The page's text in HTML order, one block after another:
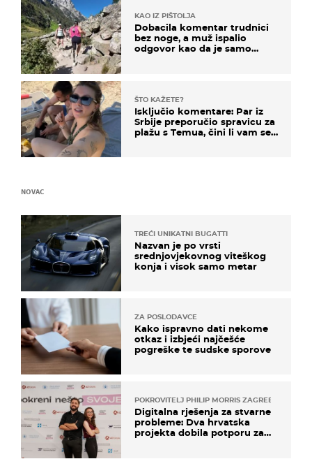
KAO IZ PIŠTOLJA
Dobacila komentar trudnici
bez noge, a muž ispalio
odgovor kao da je samo
ŠTO KAŽETE?
Isključio komentare: Par iz
Srbije preporučio spravicu za
plažu s Temua, čini li vam se
NOVAC
TREĆI UNIKATNI BUGATTI
Nazvan je po vrsti
srednjovjekovnog viteškog
konja i visok samo metar
ZA POSLODAVCE
Kako ispravno dati nekome
otkaz i izbjeći najčešće
pogreške te sudske sporove
POKROVITELJ PHILIP MORRIS ZAGREB
Digitalna rješenja za stvarne
probleme: Dva hrvatska
projekta dobila potporu za